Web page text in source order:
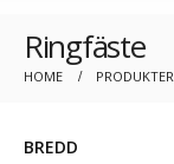
Ringfäste
HOME PRODUKTER
BREDD